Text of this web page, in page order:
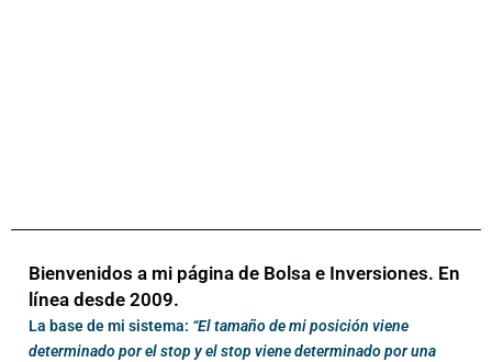
Bienvenidos a mi página de Bolsa e Inversiones. En
línea desde 2009.
La base de mi sistema: “El tamaño de mi posición viene
determinado por el stop y el stop viene determinado por una